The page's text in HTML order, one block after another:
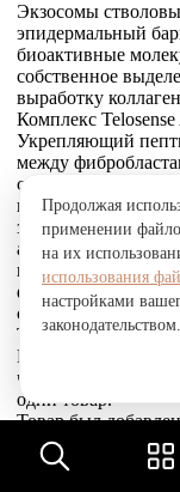
Экзосомы
эпидермальный
биоактивные
собственное
выработку
Комплекс
Укрепляющий
между
стимулирует
прочное
заметному
альпийской розы
восстанавливают
факторам
старению,
Товар был добавлен
В СРАВНЕНИЕ
чтобы посмотреть
один товар.
Товар был добавлен
в сравнение
Сравнить
Продолжая
применении
на их
использования
настройками
законодательством.